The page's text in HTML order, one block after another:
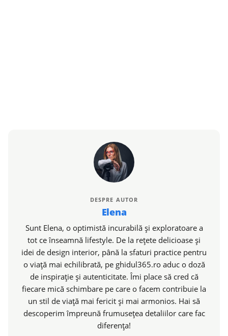
DESPRE AUTOR
Elena
Sunt Elena, o optimistă incurabilă și exploratoare a
tot ce înseamnă lifestyle. De la rețete delicioase și
idei de design interior, până la sfaturi practice pentru
o viață mai echilibrată, pe ghidul365.ro aduc o doză
de inspirație și autenticitate. Îmi place să cred că
fiecare mică schimbare pe care o facem contribuie la
un stil de viață mai fericit și mai armonios. Hai să
descoperim împreună frumusețea detaliilor care fac
diferența!